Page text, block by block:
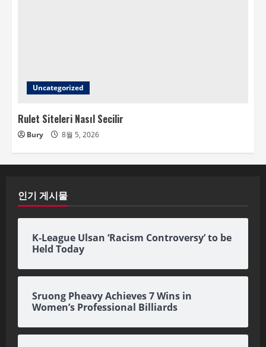
Uncategorized
Rulet Siteleri Nasıl Secilir
Bury 8월 5, 2026
인기 게시물
K-League Ulsan ‘Racism Controversy’ to be
Held Today
Sruong Pheavy Achieves 7 Wins in
Women’s Professional Billiards